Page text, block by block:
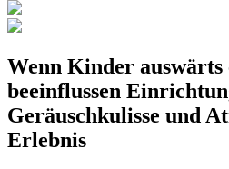
Wenn Kinder auswärts
beeinflussen
Geräuschkulisse und
Erlebnis